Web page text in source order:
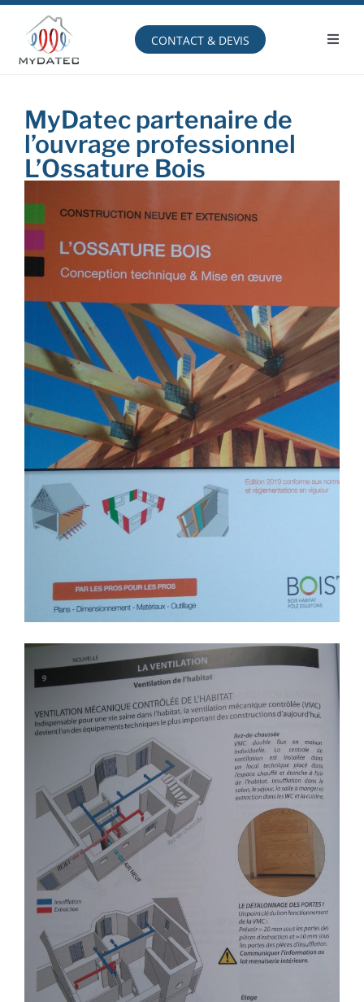
Passer
contenu
CONTACT & DEVIS
Avantages
Produits
Service
Espace client
MyDatec partenaire de
l’ouvrage professionnel
L’Ossature Bois